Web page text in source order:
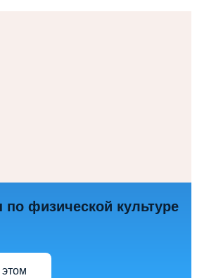
физической культуре